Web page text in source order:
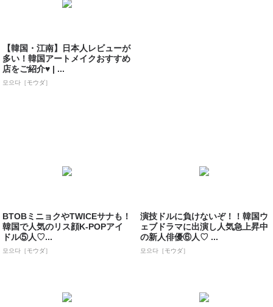
【韓国・江南】日本人レビューが
多い！韓国アートメイクおすすめ
店をご紹介♥ | ...
모으다［モウダ］
BTOBミニョクやTWICEサナも！
韓国で人気のリス顔K-POPアイ
ドル⑤人♡...
모으다［モウダ］
演技ドルに負けないぞ！！韓国ウ
ェブドラマに出演し人気急上昇中
の新人俳優⑥人♡ ...
모으다［モウダ］